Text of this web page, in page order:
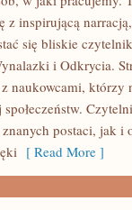
z inspirującą
się bliskie
i Odkrycia.
naukowcami, którzy
postaci, jak i
[ Read More ]